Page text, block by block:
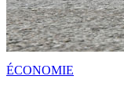
ÉCONOMIE